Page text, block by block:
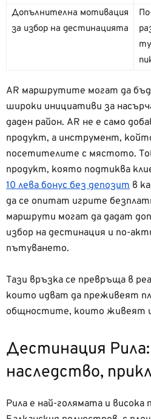
Допълнителна мотивация
за избор на дестинацията
AR маршрутите могат да
широки инициативи за
даден район. AR не е само
продукт, а инструмент,
посетителите с мястото.
продукт, която подтиква
10 лева бонус без депозит в
да се опитат игрите
маршрути могат да дадат
избор на дестинация и по-
пътуването.
Тази връзка се превръща в
които идват да преживеят
общностите, които живеят
Дестинация
наследство,
Рила е най-голямата и висока